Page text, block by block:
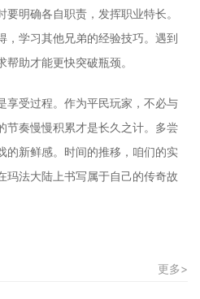
明确各自职责，发挥职业特长。
，学习其他兄弟的经验技巧。遇到
助才能更快突破瓶颈。
享受过程。作为平民玩家，不必与
节奏慢慢积累才是长久之计。多尝
的新鲜感。时间的推移，咱们的实
玛法大陆上书写属于自己的传奇故
更多>